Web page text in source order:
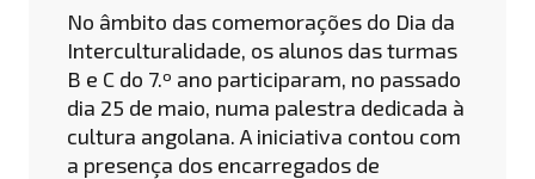
No âmbito das comemorações do Dia da
Interculturalidade, os alunos das turmas
B e C do 7.º ano participaram, no passado
dia 25 de maio, numa palestra dedicada à
cultura angolana. A iniciativa contou com
a presença dos encarregados de